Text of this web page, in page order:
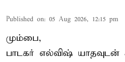
Published on: 05 Aug 2026, 12:15 pm
மும்பை,
பாடகர் எல்விஷ் யாதவுடன்